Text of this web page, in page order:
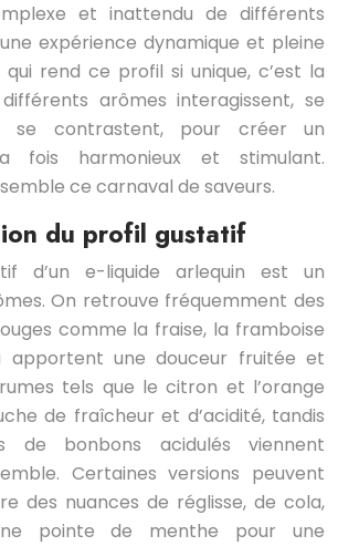
et inattendu de différents
expérience dynamique et pleine
qui rend ce profil si unique, c’est la
arômes interagissent, se
se contrastent, pour créer un
fois harmonieux et stimulant.
ce carnaval de saveurs.
du profil gustatif
d’un e-liquide arlequin est un
On retrouve fréquemment des
comme la fraise, la framboise
apportent une douceur fruitée et
tels que le citron et l’orange
de fraîcheur et d’acidité, tandis
de bonbons acidulés viennent
Certaines versions peuvent
des nuances de réglisse, de cola,
pointe de menthe pour une